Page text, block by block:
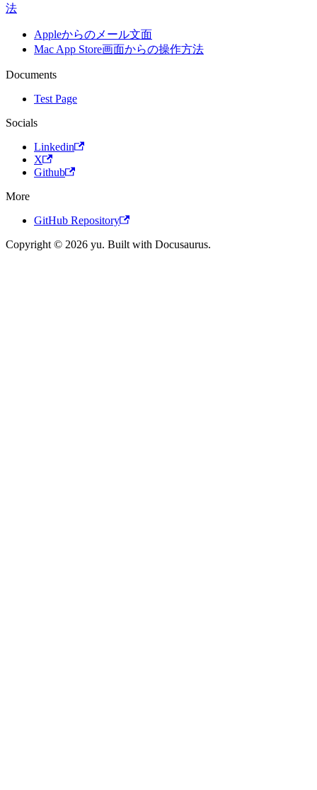
法
Appleからのメール文面
Mac App Store画面からの操作方法
Documents
Test Page
Socials
Linkedin
X
Github
More
GitHub Repository
Copyright © 2026 yu. Built with Docusaurus.